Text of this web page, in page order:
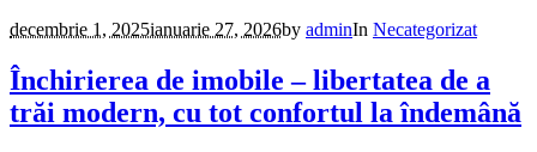
decembrie 1, 2025ianuarie 27, 2026by adminIn Necategorizat
Închirierea de imobile – libertatea de a
trăi modern, cu tot confortul la îndemână